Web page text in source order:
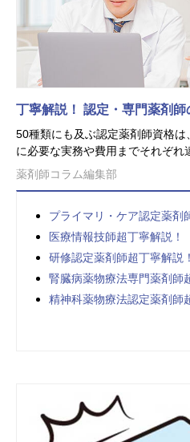
丁寧解説！ 認定・専門薬剤師
50種類にも及ぶ認定薬剤師資格
に必要な実務や費用までそれぞれ
薬剤師コラム編集部
プライマリ・ケア認定薬剤
医療情報技師超丁寧解説！
研修認定薬剤師超丁寧解説！
腎臓病薬物療法専門薬剤師
精神科薬物療法認定薬剤師